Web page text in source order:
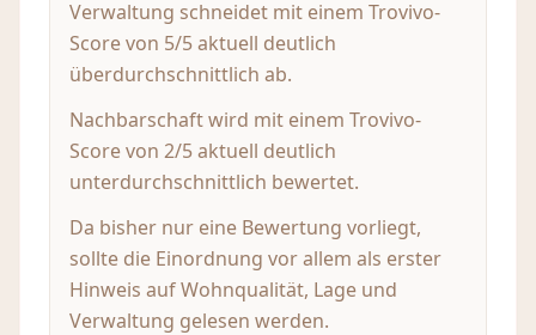
Verwaltung schneidet mit einem Trovivo-
Score von 5/5 aktuell deutlich
überdurchschnittlich ab.
Nachbarschaft wird mit einem Trovivo-
Score von 2/5 aktuell deutlich
unterdurchschnittlich bewertet.
Da bisher nur eine Bewertung vorliegt,
sollte die Einordnung vor allem als erster
Hinweis auf Wohnqualität, Lage und
Verwaltung gelesen werden.